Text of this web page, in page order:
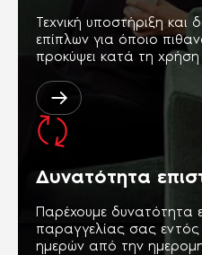
Τεχνική υποστήριξη και
επίπλων για όποιο
προκύψει κατά τη χρήση
Δυνατότητα
Παρέχουμε δυνατότητα
παραγγελίας σας εντός
ημερών από την